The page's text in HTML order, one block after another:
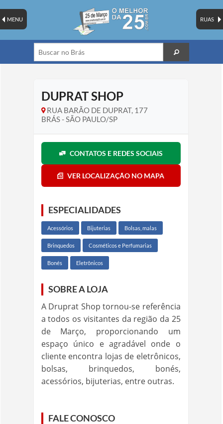
RUAS
MENU
DUPRAT SHOP
RUA BARÃO DE DUPRAT, 177
BRÁS - SÃO PAULO/SP
CONTATOS E REDES SOCIAIS
VER LOCALIZAÇÃO NO MAPA
ESPECIALIDADES
Acessórios Bijuterias Bolsas, malas
Brinquedos Cosméticos e Perfumarias
Bonés Eletrônicos
SOBRE A LOJA
A Druprat Shop tornou-se referência
a todos os visitantes da região da 25
de Março, proporcionando um
espaço único e agradável onde o
cliente encontra lojas de eletrônicos,
bolsas, brinquedos, bonés,
acessórios, bijuterias, entre outras.
FALE CONOSCO